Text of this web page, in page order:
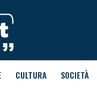
CULTURA SOCIETÀ